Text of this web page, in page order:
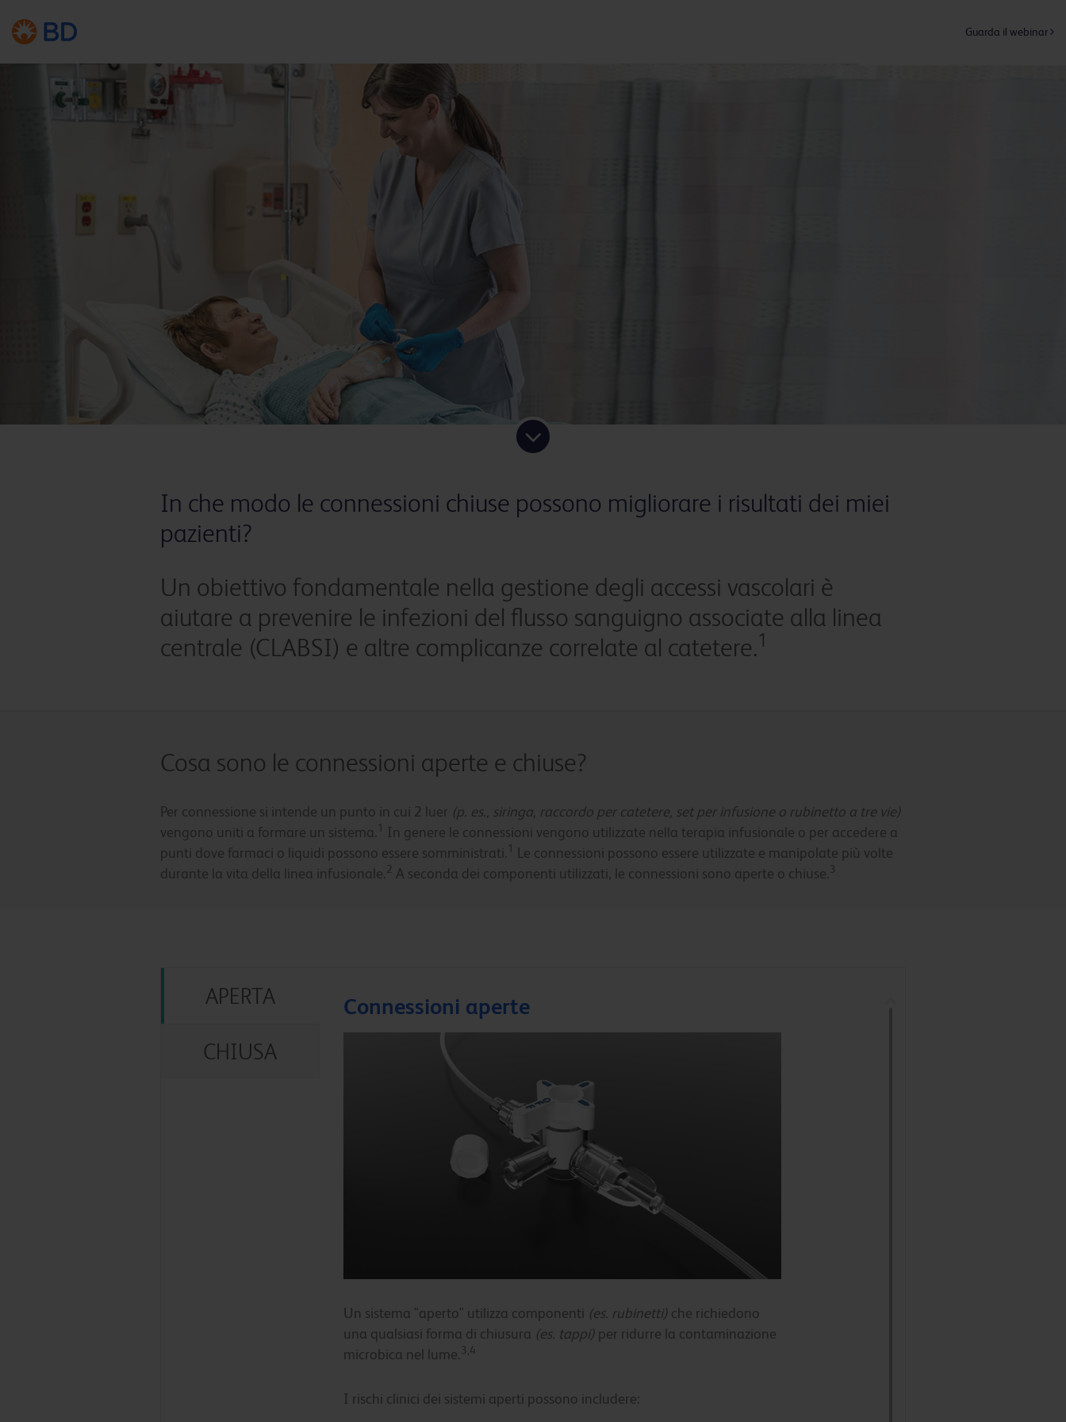
Guarda il webinar
In che modo le connessioni chiuse possono migliorare i risultati dei miei
pazienti?
Un obiettivo fondamentale nella gestione degli accessi vascolari è
aiutare a prevenire le infezioni del flusso sanguigno associate alla linea
centrale (CLABSI) e altre complicanze correlate al catetere.1
Cosa sono le connessioni aperte e chiuse?
Per connessione si intende un punto in cui 2 luer (p. es., siringa, raccordo per catetere, set per infusione o rubinetto a tre vie)
vengono uniti a formare un sistema. 1
In genere le connessioni vengono utilizzate nella terapia infusionale o per accedere a
punti dove farmaci o liquidi possono essere somministrati. 1
Le connessioni possono essere utilizzate e manipolate più volte
durante la vita della linea infusionale. 2 A seconda dei componenti utilizzati, le connessioni sono aperte o chiuse. 3
APERTA
CHIUSA
Connessioni aperte
Un sistema "aperto" utilizza componenti (es. rubinetti) che richiedono
una qualsiasi forma di chiusura (es. tappi) per ridurre la contaminazione
microbica nel lume. 3,4
I rischi clinici dei sistemi aperti possono includere: